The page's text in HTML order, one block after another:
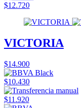
$12.720
VICTORIA
$14.900
$10.430
$11.920